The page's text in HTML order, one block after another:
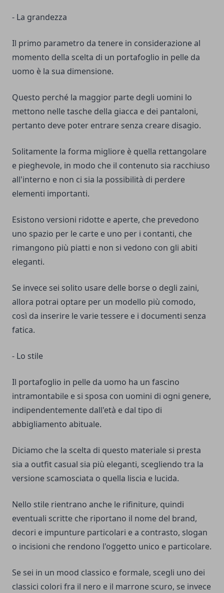
- La grandezza
Il primo parametro da tenere in considerazione al
momento della scelta di un portafoglio in pelle da
uomo è la sua dimensione.
Questo perché la maggior parte degli uomini lo
mettono nelle tasche della giacca e dei pantaloni,
pertanto deve poter entrare senza creare disagio.
Solitamente la forma migliore è quella rettangolare
e pieghevole, in modo che il contenuto sia racchiuso
all'interno e non ci sia la possibilità di perdere
elementi importanti.
Esistono versioni ridotte e aperte, che prevedono
uno spazio per le carte e uno per i contanti, che
rimangono più piatti e non si vedono con gli abiti
eleganti.
Se invece sei solito usare delle borse o degli zaini,
allora potrai optare per un modello più comodo,
così da inserire le varie tessere e i documenti senza
fatica.
- Lo stile
Il portafoglio in pelle da uomo ha un fascino
intramontabile e si sposa con uomini di ogni genere,
indipendentemente dall'età e dal tipo di
abbigliamento abituale.
Diciamo che la scelta di questo materiale si presta
sia a outfit casual sia più eleganti, scegliendo tra la
versione scamosciata o quella liscia e lucida.
Nello stile rientrano anche le rifiniture, quindi
eventuali scritte che riportano il nome del brand,
decori e impunture particolari e a contrasto, slogan
o incisioni che rendono l'oggetto unico e particolare.
Se sei in un mood classico e formale, scegli uno dei
classici colori fra il nero e il marrone scuro, se invece